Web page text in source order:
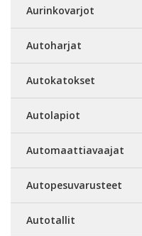
Aurinkovarjot
Autoharjat
Autokatokset
Autolapiot
Automaattiavaajat
Autopesuvarusteet
Autotallit